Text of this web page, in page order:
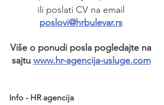
ili poslati CV na email
poslovi@hrbulevar.rs
Više o ponudi posla pogledajte na
sajtu www.hr-agencija-usluge.com
Info - HR agencija